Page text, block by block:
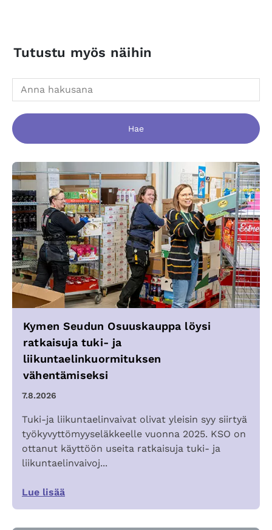
Tutustu myös näihin
Hae
Kymen Seudun Osuuskauppa löysi
ratkaisuja tuki- ja
liikuntaelinkuormituksen
vähentämiseksi
7.8.2026
Tuki-ja liikuntaelinvaivat olivat yleisin syy siirtyä
työkyvyttömyyseläkkeelle vuonna 2025. KSO on
ottanut käyttöön useita ratkaisuja tuki- ja
liikuntaelinvaivoj...
Lue lisää